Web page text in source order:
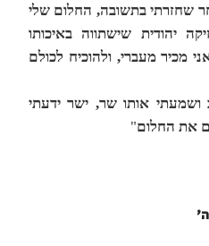
שחזרתי בתשובה, החלום שלי
יהודית שישתווה באיכותו
מכיר מעברי, ולהוכיח לכולם
ושמעתי אותו שר, ישר ידעתי
את החלום"